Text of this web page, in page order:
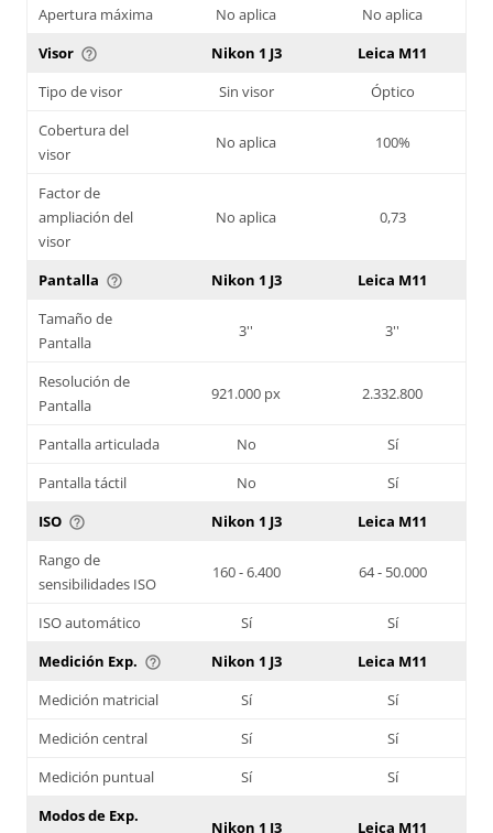
Apertura máxima
No aplica
No aplica
Visor help_outline Nikon 1 J3
Leica M11
Tipo de visor
Sin visor
Óptico
Cobertura del
visor
No aplica 100%
Factor de
ampliación del
visor
No aplica 0,73
Pantalla help_outline Nikon 1 J3
Leica M11
Tamaño de
Pantalla
3'' 3''
Resolución de
Pantalla
921.000 px 2.332.800
Pantalla articulada No
Sí
Pantalla táctil
No
Sí
ISO help_outline Nikon 1 J3
Leica M11
Rango de
sensibilidades ISO
160 - 6.400 64 - 50.000
ISO automático Sí
Sí
Medición Exp. help_outline Nikon 1 J3
Leica M11
Medición matricial
Sí
Sí
Medición central
Sí
Sí
Medición puntual
Sí
Sí
Modos de Exp.
Nikon 1 J3 Leica M11